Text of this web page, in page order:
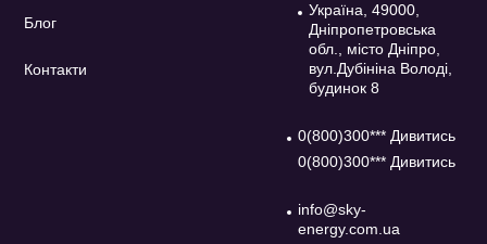
Блог
Контакти
Україна, 49000,
Дніпропетровська
обл., місто Дніпро,
вул.Дубініна Володі,
будинок 8
0(800)300*** Дивитись
0(800)300*** Дивитись
info@sky-
energy.com.ua